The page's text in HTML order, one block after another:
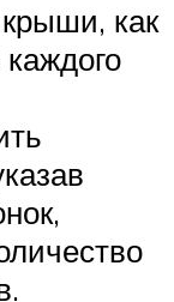
как